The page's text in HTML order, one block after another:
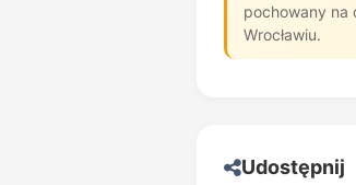
pochowany na
Wrocławiu.
Udostępnij